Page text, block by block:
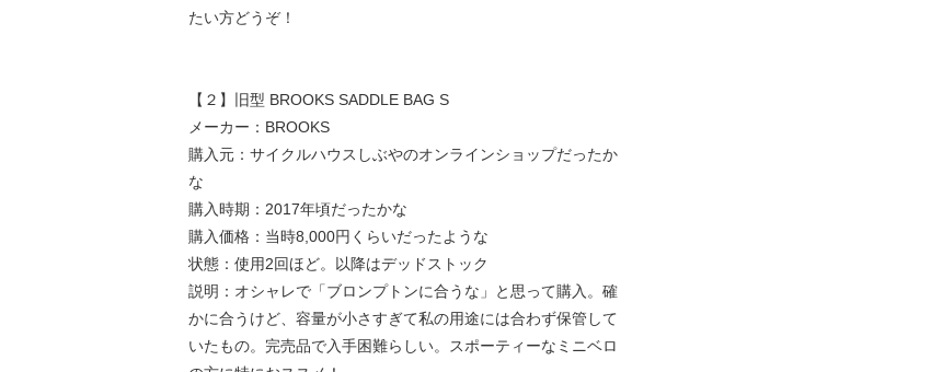
たい方どうぞ！
【２】旧型 BROOKS SADDLE BAG S
メーカー：BROOKS
購入元：サイクルハウスしぶやのオンラインショップだったか
な
購入時期：2017年頃だったかな
購入価格：当時8,000円くらいだったような
状態：使用2回ほど。以降はデッドストック
説明：オシャレで「ブロンプトンに合うな」と思って購入。確
かに合うけど、容量が小さすぎて私の用途には合わず保管して
いたもの。完売品で入手困難らしい。スポーティーなミニベロ